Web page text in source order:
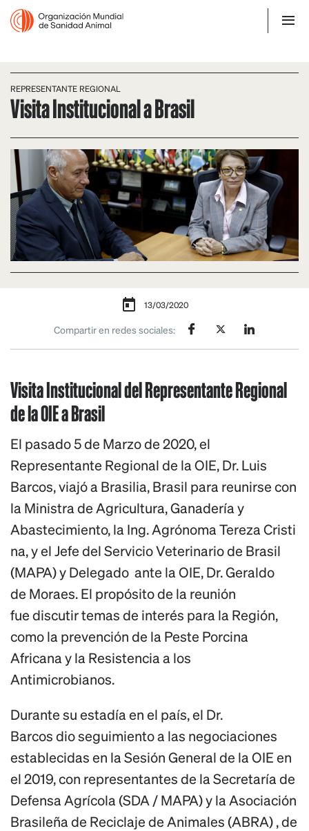
REPRESENTANTE REGIONAL
Visita Institucional a Brasil
13/03/2020
Compartir en redes sociales:
Visita Institucional del Representante Regional
de la OIE a Brasil
El pasado 5 de Marzo de 2020, el
Representante Regional de la OIE, Dr. Luis
Barcos, viajó a Brasilia, Brasil para reunirse con
la Ministra de Agricultura, Ganadería y
Abastecimiento,la Ing.AgrónomaTerezaCristi
na,y el Jefe del Servicio Veterinario de Brasil
(MAPA) y Delegado ante la OIE, Dr. Geraldo
de Moraes. El propósito de la reunión
fuediscutirtemasde interés para la Región,
como la prevención de la Peste Porcina
Africana y la Resistencia a los
Antimicrobianos.
Durante su estadíaen el país, el Dr.
Barcosdioseguimiento a las negociaciones
establecidas en laSesiónGeneral de la OIE en
el 2019,con representantes de la Secretaría de
Defensa Agrícola (SDA / MAPA) y la Asociación
Brasileña de Reciclaje de Animales (ABRA),de